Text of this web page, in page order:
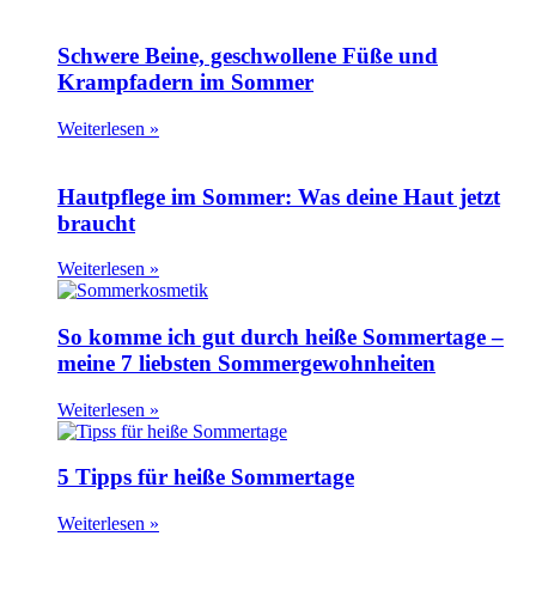
Schwere Beine, geschwollene Füße und
Krampfadern im Sommer
Weiterlesen »
Hautpflege im Sommer: Was deine Haut jetzt
braucht
Weiterlesen »
So komme ich gut durch heiße Sommertage –
meine 7 liebsten Sommergewohnheiten
Weiterlesen »
5 Tipps für heiße Sommertage
Weiterlesen »